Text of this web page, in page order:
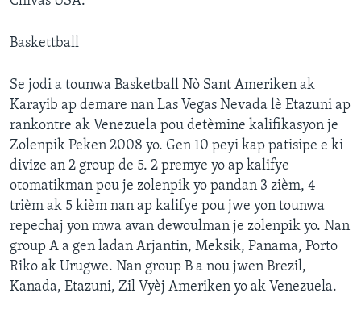
Baskettball
Se jodi a tounwa Basketball Nò Sant Ameriken ak
Karayib ap demare nan Las Vegas Nevada lè Etazuni ap
rankontre ak Venezuela pou detèmine kalifikasyon je
Zolenpik Peken 2008 yo. Gen 10 peyi kap patisipe e ki
divize an 2 group de 5. 2 premye yo ap kalifye
otomatikman pou je zolenpik yo pandan 3 zièm, 4
trièm ak 5 kièm nan ap kalifye pou jwe yon tounwa
repechaj yon mwa avan dewoulman je zolenpik yo. Nan
group A a gen ladan Arjantin, Meksik, Panama, Porto
Riko ak Urugwe. Nan group B a nou jwen Brezil,
Kanada, Etazuni, Zil Vyèj Ameriken yo ak Venezuela.